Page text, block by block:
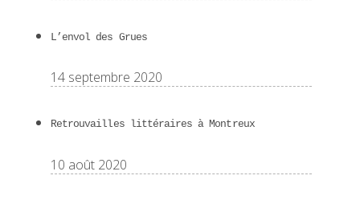
L’envol des Grues
14 septembre 2020
Retrouvailles littéraires à Montreux
10 août 2020